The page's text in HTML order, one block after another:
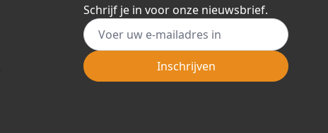
Schrijf je in voor onze nieuwsbrief.
E-mail adres
Inschrijven